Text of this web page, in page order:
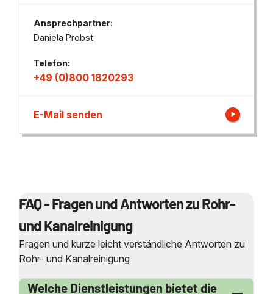
Ansprechpartner:
Daniela Probst
Telefon:
+49 (0)800 1820293
E-Mail senden
FAQ - Fragen und Antworten zu Rohr-
und Kanalreinigung
Fragen und kurze leicht verständliche Antworten zu
Rohr- und Kanalreinigung
Welche Dienstleistungen bietet die